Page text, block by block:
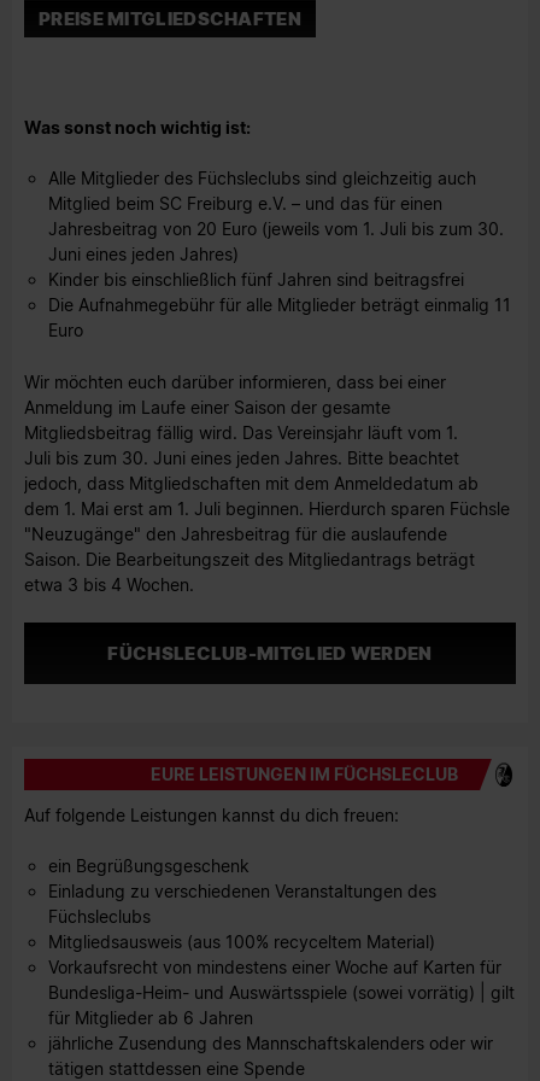
PREISE MITGLIEDSCHAFTEN
Was sonst noch wichtig ist:
Alle Mitglieder des Füchsleclubs sind gleichzeitig auch
Mitglied beim SC Freiburg e.V. – und das für einen
Jahresbeitrag von 20 Euro (jeweils vom 1. Juli bis zum 30.
Juni eines jeden Jahres)
Kinder bis einschließlich fünf Jahren sind beitragsfrei
Die Aufnahmegebühr für alle Mitglieder beträgt einmalig 11
Euro
Wir möchten euch darüber informieren, dass bei einer
Anmeldung im Laufe einer Saison der gesamte
Mitgliedsbeitrag fällig wird. Das Vereinsjahr läuft vom 1.
Juli bis zum 30. Juni eines jeden Jahres. Bitte beachtet
jedoch, dass Mitgliedschaften mit dem Anmeldedatum ab
dem 1. Mai erst am 1. Juli beginnen. Hierdurch sparen Füchsle
"Neuzugänge" den Jahresbeitrag für die auslaufende
Saison. Die Bearbeitungszeit des Mitgliedantrags beträgt
etwa 3 bis 4 Wochen.
FÜCHSLECLUB-MITGLIED WERDEN
EURE LEISTUNGEN IM FÜCHSLECLUB
Auf folgende Leistungen kannst du dich freuen:
ein Begrüßungsgeschenk
Einladung zu verschiedenen Veranstaltungen des
Füchsleclubs
Mitgliedsausweis (aus 100% recyceltem Material)
Vorkaufsrecht von mindestens einer Woche auf Karten für
Bundesliga-Heim- und Auswärtsspiele (sowei vorrätig) | gilt
für Mitglieder ab 6 Jahren
jährliche Zusendung des Mannschaftskalenders oder wir
tätigen stattdessen eine Spende